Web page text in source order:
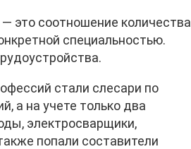
это соотношение количества
специальностью.
стали слесари по
а на учете только два
электросварщики,
попали составители